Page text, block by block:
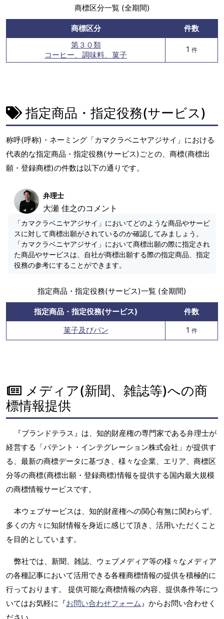
商標区分一覧 (全期間)
商標区分
件数
第３０類
コーヒー、調味料、菓子
1 件
指定商品・指定役務(サービス)
称呼(呼称)・ネーミング「カマクラベニヤアジサイ」における
代表的な指定商品・指定役務(サービス)ごとの、商標(商標出
願・登録商標)の件数は以下の通りです。
弁理士
大瀬 佳之のコメント
「カマクラベニヤアジサイ」においてどのような商品やサービ
スに対して商標出願がされているのか確認してみましょう。
「カマクラベニヤアジサイ」において商標出願の際に指定され
た商品やサービスは、自社が商標出願する際の指定商品、指定
役務の参考にすることができます。
指定商品・指定役務(サービス)一覧 (全期間)
指定商品・指定役務(サービス)
件数
菓子及びパン
1 件
メディア(新聞、雑誌等)への商
標情報提供
『ブランドテラス』は、知的財産権の専門家である弁理士が
経営する「パテント・インテグレーション株式会社」が提供す
る、最新の商標データに基づき、様々な企業、エリア、商標区
分等の商標(商標出願・登録商標)情報を提供する国内最大規模
の商標情報サービスです。
本ウェブサービスは、知的財産権への関心有無に関わらず、
多くの方々に知財情報を身近に感じて頂き、活用いただくこと
を目的としています。
弊社では、新聞、雑誌、ウェブメディア等の様々なメディア
の各種記事において活用できる各種商標情報の提供を積極的に
行っております。 提供可能な商標情報の内容、提供条件等につ
いてはお気軽に『お問い合わせフォーム 』からお問い合わせく